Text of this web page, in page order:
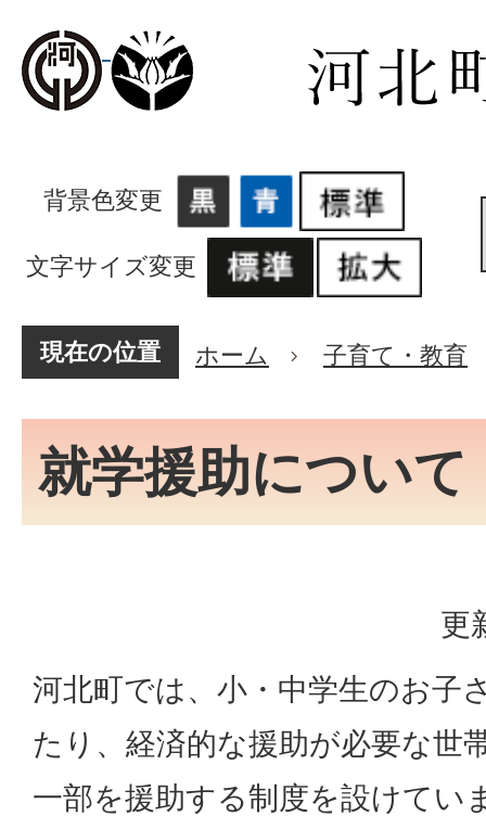
背景色変更
文字サイズ変更
現在の位置 ホーム 子育て・教育
就学援助について
更
河北町では、小・中学生のお子
たり、経済的な援助が必要な世
一部を援助する制度を設けてい